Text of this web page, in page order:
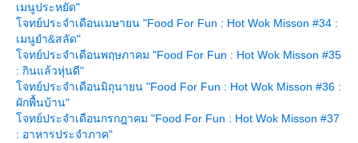
เมนูประหยัด"
จทย์ประจำเดือนเมษายน "Food For Fun : Hot Wok Misson #34 :
เมนูยำ&สลัด"
จทย์ประจำเดือนพฤษภาคม "Food For Fun : Hot Wok Misson #35
: กินแล้วหุ่นดี"
จทย์ประจำเดือนมิถุนายน "Food For Fun : Hot Wok Misson #36 :
ผักพื้นบ้าน"
จทย์ประจำเดือนกรกฎาคม "Food For Fun : Hot Wok Misson #37
: อาหารประจำภาค"